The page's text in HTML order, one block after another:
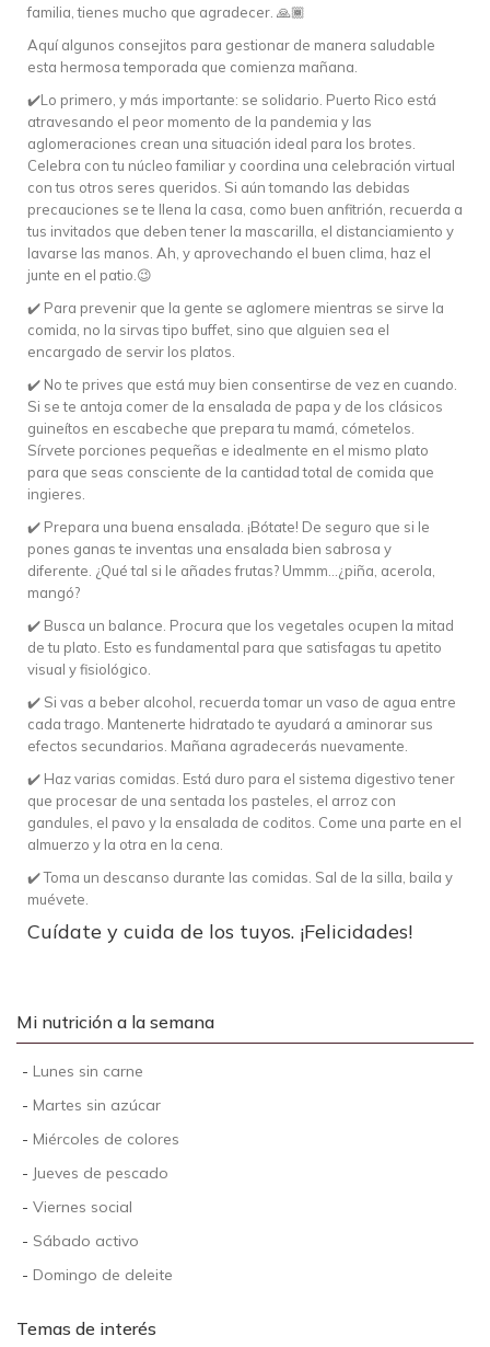
familia, tienes mucho que agradecer. 🙏🏾
Aquí algunos consejitos para gestionar de manera saludable
esta hermosa temporada que comienza mañana.
✔️Lo primero, y más importante: se solidario. Puerto Rico está
atravesando el peor momento de la pandemia y las
aglomeraciones crean una situación ideal para los brotes.
Celebra con tu núcleo familiar y coordina una celebración virtual
con tus otros seres queridos. Si aún tomando las debidas
precauciones se te llena la casa, como buen anfitrión, recuerda a
tus invitados que deben tener la mascarilla, el distanciamiento y
lavarse las manos. Ah, y aprovechando el buen clima, haz el
junte en el patio.😉
✔️ Para prevenir que la gente se aglomere mientras se sirve la
comida, no la sirvas tipo buffet, sino que alguien sea el
encargado de servir los platos.
✔️ No te prives que está muy bien consentirse de vez en cuando.
Si se te antoja comer de la ensalada de papa y de los clásicos
guineítos en escabeche que prepara tu mamá, cómetelos.
Sírvete porciones pequeñas e idealmente en el mismo plato
para que seas consciente de la cantidad total de comida que
ingieres.
✔️ Prepara una buena ensalada. ¡Bótate! De seguro que si le
pones ganas te inventas una ensalada bien sabrosa y
diferente. ¿Qué tal si le añades frutas? Ummm…¿piña, acerola,
mangó?
✔️ Busca un balance. Procura que los vegetales ocupen la mitad
de tu plato. Esto es fundamental para que satisfagas tu apetito
visual y fisiológico.
✔️ Si vas a beber alcohol, recuerda tomar un vaso de agua entre
cada trago. Mantenerte hidratado te ayudará a aminorar sus
efectos secundarios. Mañana agradecerás nuevamente.
✔️ Haz varias comidas. Está duro para el sistema digestivo tener
que procesar de una sentada los pasteles, el arroz con
gandules, el pavo y la ensalada de coditos. Come una parte en el
almuerzo y la otra en la cena.
✔️ Toma un descanso durante las comidas. Sal de la silla, baila y
muévete.
Cuídate y cuida de los tuyos. ¡Felicidades!
Mi nutrición a la semana
- Lunes sin carne
- Martes sin azúcar
- Miércoles de colores
- Jueves de pescado
- Viernes social
- Sábado activo
- Domingo de deleite
Temas de interés